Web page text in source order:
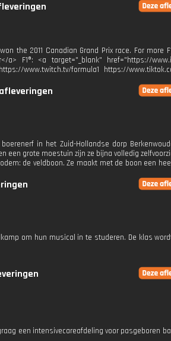
the 2011 Canadian Grand Prix race. For more
a> F1®: <a target="_blank" href="https://
www.twitch.tv/formula1 https://
in het Zuid-Hollandse dorp
grote moestuin zijn ze bijna volledig
de veldboon. Ze maakt met de boon een
om hun musical in te studeren. De klas
een intensivecareafdeling voor pasgeboren